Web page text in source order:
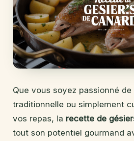
Que vous soyez passionné de
traditionnelle ou simplement
vos repas, la recette de
tout son potentiel gourmand